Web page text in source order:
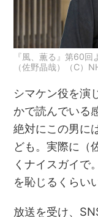
『風、薫る』第60
（佐野晶哉）（C）
シマケン役を演
かで読んでいる
絶対にこの男に
ども。実際に（
くナイスガイで
を恥じるくらい
放送を受け、